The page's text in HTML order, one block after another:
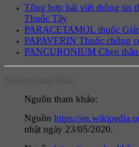
Tổng hợp bài viết thông tin
Thuốc Tây
PARACETAMOL thuốc
PAPAVERIN Thuốc chống
PANCURONIUM Chẹn
Nguồn tham khảo:
Nguồn https://
nhật ngày 23/05/2020.